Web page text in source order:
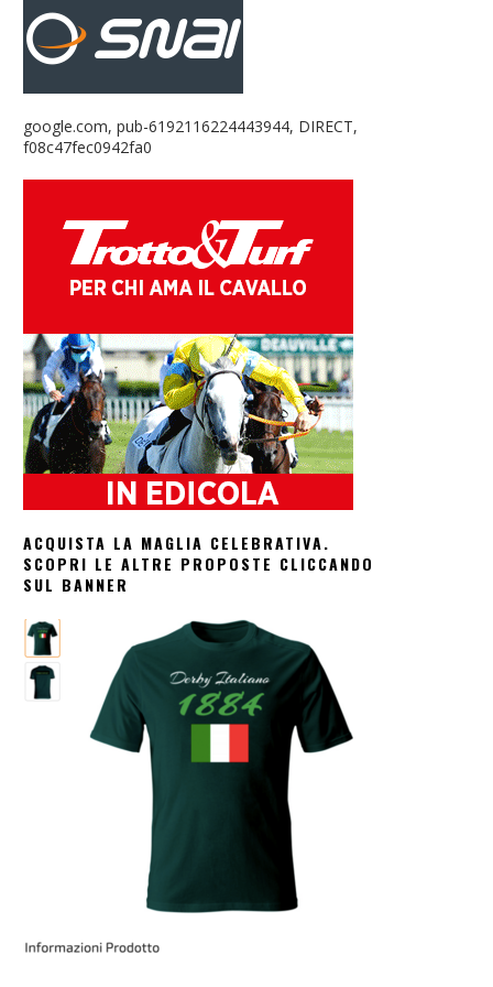
google.com, pub-6192116224443944, DIRECT,
f08c47fec0942fa0
ACQUISTA LA MAGLIA CELEBRATIVA.
SCOPRI LE ALTRE PROPOSTE CLICCANDO
SUL BANNER